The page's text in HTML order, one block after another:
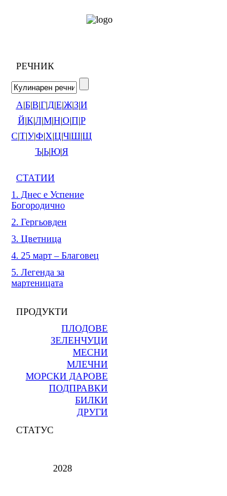
РЕЧНИК
А|Б|В|Г|Д|Е|Ж|З|И
Й|К|Л|М|Н|О|П|Р
С|Т|У|Ф|Х|Ц|Ч|Ш|Щ
Ъ|Ь|Ю|Я
СТАТИИ
1. Днес е Успение
Богородично
2. Гергьовден
3. Цветница
4. 25 март – Благовец
5. Легенда за
мартеницата
ПРОДУКТИ
ПЛОДОВЕ
ЗЕЛЕНЧУЦИ
МЕСНИ
МЛЕЧНИ
МОРСКИ ДАРОВЕ
ПОДПРАВКИ
БИЛКИ
ДРУГИ
СТАТУС
2028